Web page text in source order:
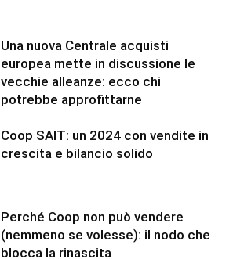
Una nuova Centrale acquisti
europea mette in discussione le
vecchie alleanze: ecco chi
potrebbe approfittarne
Coop SAIT: un 2024 con vendite in
crescita e bilancio solido
Perché Coop non può vendere
(nemmeno se volesse): il nodo che
blocca la rinascita